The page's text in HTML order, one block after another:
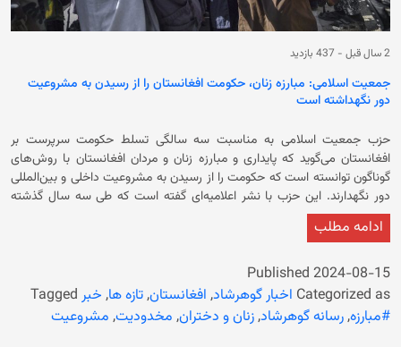
2 سال قبل - 437 بازدید
جمعیت اسلامی: مبارزه زنان، حکومت افغانستان را از رسیدن به مشروعیت‌
دور نگهداشته است
حزب جمعیت اسلامی به مناسبت سه سالگی تسلط حکومت سرپرست بر
افغانستان می‌گوید که پایداری و مبارزه زنان و مردان افغانستان با روش‌های
گوناگون توانسته ‌است که حکومت را از رسیدن به مشروعیت‌ داخلی و بین‌المللی‌
دور نگهدارند. این حزب با نشر اعلامیه‌ای گفته است که طی سه سال گذشته
مردم افغانستان دشوارترین شرایط را گذرانده‌، اما زمینه‌ اندک‌ترین مشروعیت را
می‌تواند و همچنان توانسته ‌است حکومت فعلی را از رسیدن به «رویای باطل»
مشروعیت‌طلبی داخلی و بین‌المللی‌شان دور نگهدارند. حزب جمعیت اسلامی
تاکید کرد که چنین عملکردی از سوی مردم افغانستان، از جمله زنان، مردان،
جوانان، احزاب و ایتلاف‌های سیاسی در برابر استبداد نشانه‌‌ای آشکار ظلم‌ستیزی
ادامه مطلب
Published 2024-08-15
Categorized as اخبار گوهرشاد, افغانستان,تازه ها, خبر Tagged
#مبارزه,رسانه گوهرشاد,زنان و دختران, مخدودیت, مشروعیت